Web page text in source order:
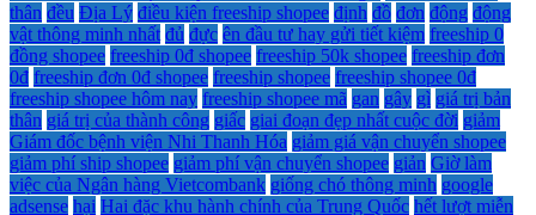
thân đều Địa Lý điều kiện freeship shopee định đồ đơn động động
vật thông minh nhất đủ đực ên đầu tư hay gửi tiết kiệm freeship 0
đồng shopee freeship 0đ shopee freeship 50k shopee freeship đơn
0đ freeship đơn 0đ shopee freeship shopee freeship shopee 0đ
freeship shopee hôm nay freeship shopee mã gan gây gì giá trị bản
thân giá trị của thành công giấc giai đoạn đẹp nhất cuộc đời giảm
Giám đốc bệnh viện Nhi Thanh Hóa giảm giá vận chuyển shopee
giảm phí ship shopee giảm phí vận chuyển shopee giản Giờ làm
việc của Ngân hàng Vietcombank giống chó thông minh google
adsense hại Hai đặc khu hành chính của Trung Quốc hết lượt miễn